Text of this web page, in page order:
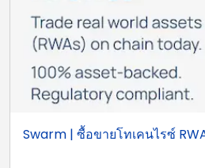
Swarm | ซื้อขายโทเคนไรซ์